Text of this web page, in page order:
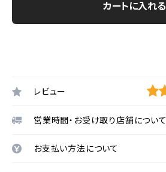
カートに入れる
レビュー
営業時間・お受け取り店舗について
お支払い方法について